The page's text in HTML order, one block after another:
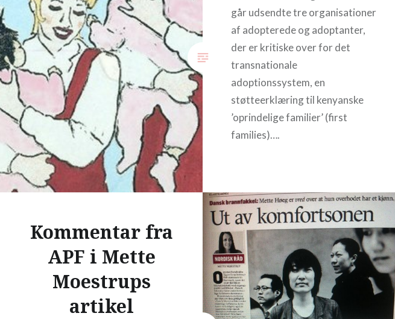
går udsendte tre organisationer
af adopterede og adoptanter,
der er kritiske over for det
transnationale
adoptionssystem, en
støtteerklæring til kenyanske
’oprindelige familier’ (first
families)….
Kommentar fra
APF i Mette
Moestrups
artikel